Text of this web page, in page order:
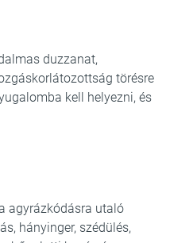
duzzanat,
törésre
kell helyezni, és
agyrázkódásra utaló
hányinger, szédülés,